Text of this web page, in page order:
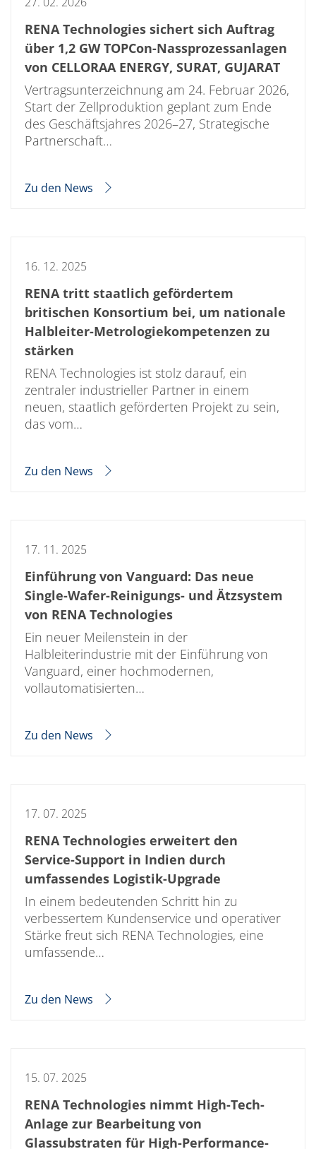
FlowLogX - Smart Connectivity Platform
Infocenter
Downloads
Presse
Messen
Glossar
Ätzen
Carrier
DI Wasser
SECS/GEM
Ausbildung & Studium
Ausbildung
Studium
Praktikum
News Ausbildung & Studium
RENA als Arbeitgeber
Stellenangebote
Kontakt
Kontaktformular Lieferant
Kontaktformular
Kontaktformular Service
Expert Blog
RENA Technologies sichert sich Auftrag
über 1,2 GW TOPCon-Nassprozessanlagen
von CELLORAA ENERGY, SURAT, GUJARAT
Vertragsunterzeichnung am 24. Februar 2026,
Start der Zellproduktion geplant zum Ende
des Geschäftsjahres 2026–27, Strategische
Partnerschaft…
Zu den News
16. 12. 2025
RENA tritt staatlich gefördertem
britischen Konsortium bei, um nationale
Halbleiter-Metrologiekompetenzen zu
stärken
RENA Technologies ist stolz darauf, ein
zentraler industrieller Partner in einem
neuen, staatlich geförderten Projekt zu sein,
das vom…
Zu den News
17. 11. 2025
Einführung von Vanguard: Das neue
Single-Wafer-Reinigungs- und Ätzsystem
von RENA Technologies
Ein neuer Meilenstein in der
Halbleiterindustrie mit der Einführung von
Vanguard, einer hochmodernen,
vollautomatisierten…
Zu den News
17. 07. 2025
RENA Technologies erweitert den
Service-Support in Indien durch
umfassendes Logistik-Upgrade
In einem bedeutenden Schritt hin zu
verbessertem Kundenservice und operativer
Stärke freut sich RENA Technologies, eine
umfassende…
Zu den News
15. 07. 2025
RENA Technologies nimmt High-Tech-
Anlage zur Bearbeitung von
Glassubstraten für High-Performance-